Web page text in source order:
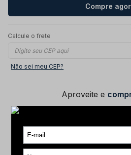
Compre
Calcule o frete
Não sei meu CEP?
Aproveite e
R$ 249,90